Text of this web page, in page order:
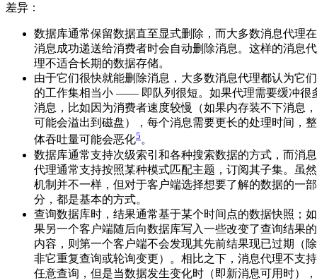
差异：
数据库通常保留数据直至显式删除，而大多数消息代理在
消息成功递送给消费者时会自动删除消息。这样的消息代
理不适合长期的数据存储。
由于它们很快就能删除消息，大多数消息代理都认为它们
的工作集相当小 —— 即队列很短。如果代理需要缓冲很
消息，比如因为消费者速度较慢（如果内存装不下消息，
可能会溢出到磁盘），每个消息需要更长的处理时间，整
体吞吐量可能会恶化5。
数据库通常支持次级索引和各种搜索数据的方式，而消息
代理通常支持按照某种模式匹配主题，订阅其子集。虽然
机制并不一样，但对于客户端选择想要了解的数据的一部
分，都是基本的方式。
查询数据库时，结果通常基于某个时间点的数据快照；如
果另一个客户端随后向数据库写入一些改变了查询结果的
内容，则第一个客户端不会发现其先前结果现已过期（除
非它重复查询或轮询变更）。相比之下，消息代理不支持
任意查询，但是当数据发生变化时（即新消息可用时），